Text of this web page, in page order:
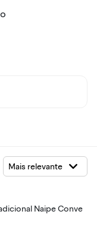
Naipe Conve